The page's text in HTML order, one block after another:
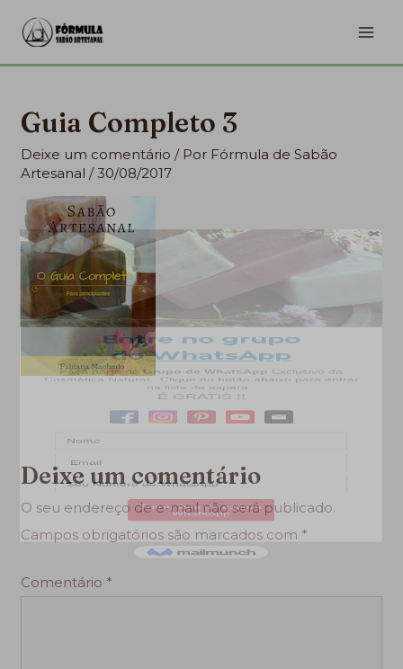
para
o
Guia Completo 3
Deixe um comentário / Por Fórmula de Sabão
Artesanal/30/08/2017
Deixe um comentário
O seu endereço de e-mail não será publicado.
Campos obrigatórios são marcados com *
Comentário *